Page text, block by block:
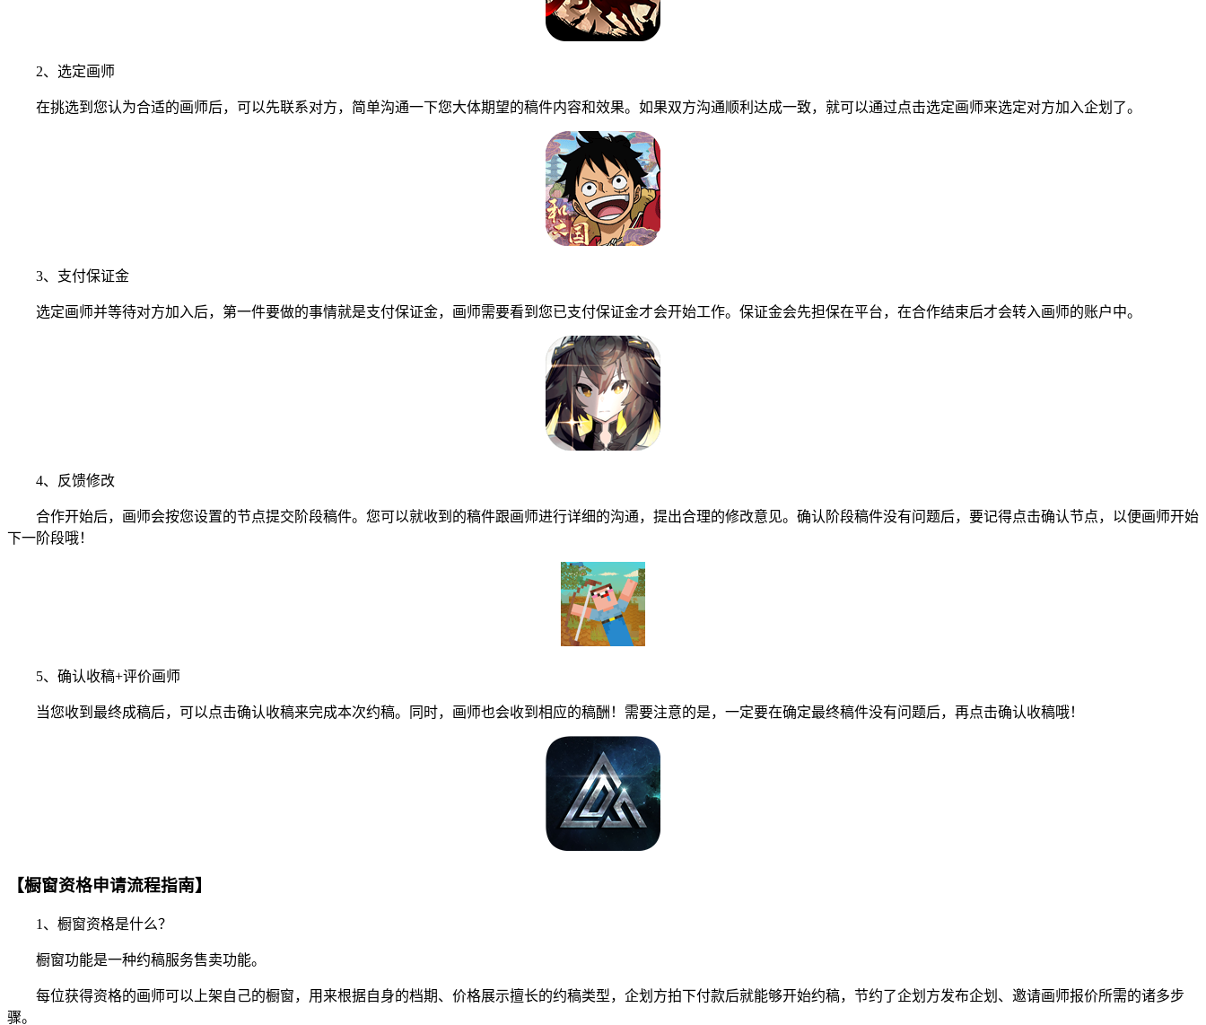
2、选定画师
在挑选到您认为合适的画师后，可以先联系对方，简单沟通一下您大体期望的稿件内容和效果。如果双方沟通顺利达成一致，就可以通过点击选定画师来选定对方加入企划了。
3、支付保证金
选定画师并等待对方加入后，第一件要做的事情就是支付保证金，画师需要看到您已支付保证金才会开始工作。保证金会先担保在平台，在合作结束后才会转入画师的账户中。
4、反馈修改
合作开始后，画师会按您设置的节点提交阶段稿件。您可以就收到的稿件跟画师进行详细的沟通，提出合理的修改意见。确认阶段稿件没有问题后，要记得点击确认节点，以便画师开始
下一阶段哦！
5、确认收稿+评价画师
当您收到最终成稿后，可以点击确认收稿来完成本次约稿。同时，画师也会收到相应的稿酬！需要注意的是，一定要在确定最终稿件没有问题后，再点击确认收稿哦！
【橱窗资格申请流程指南】
1、橱窗资格是什么？
橱窗功能是一种约稿服务售卖功能。
每位获得资格的画师可以上架自己的橱窗，用来根据自身的档期、价格展示擅长的约稿类型，企划方拍下付款后就能够开始约稿，节约了企划方发布企划、邀请画师报价所需的诸多步
骤。